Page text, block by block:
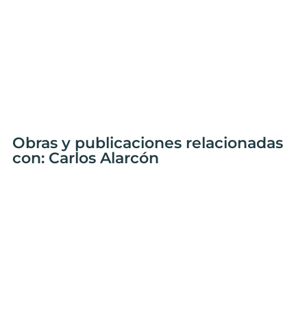
Obras y publicaciones relacionadas
con: Carlos Alarcón